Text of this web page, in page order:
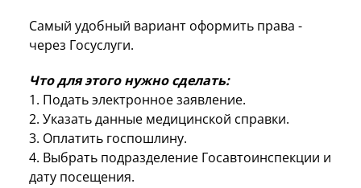
Самый удобный вариант оформить права -
через Госуслуги.
Что для этого нужно сделать:
1. Подать электронное заявление.
2. Указать данные медицинской справки.
3. Оплатить госпошлину.
4. Выбрать подразделение Госавтоинспекции и
дату посещения.